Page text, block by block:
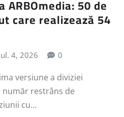
ARBOmedia: 50 de
care realizează 54
4, 2026 0
versiune a diviziei
număr restrâns de
cu…